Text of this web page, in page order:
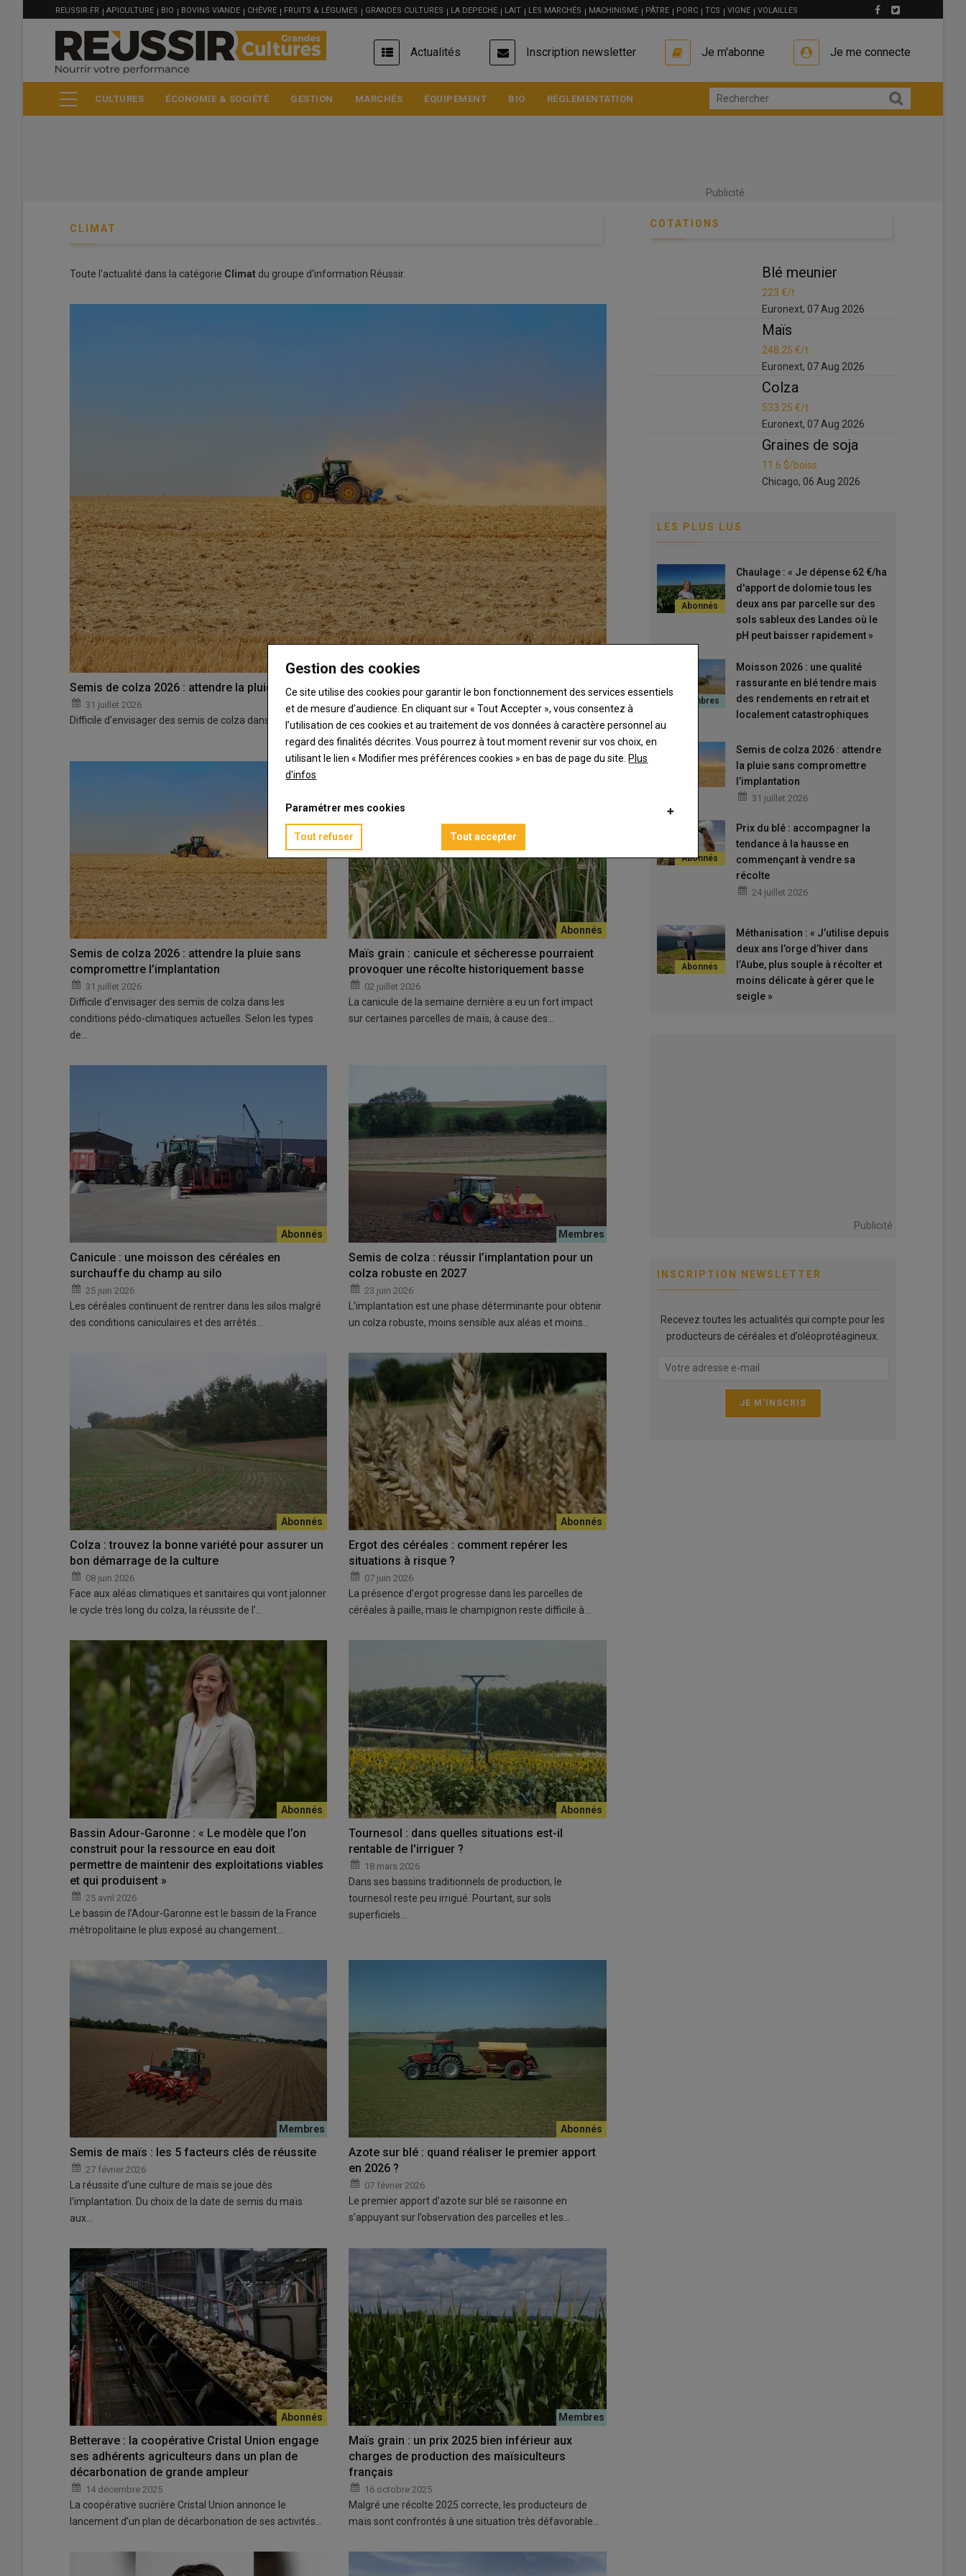
MENU
FILIÈRE
REUSSIR.FR APICULTURE BIO BOVINS VIANDE CHÈVRE FRUITS & LÉGUMES GRANDES CULTURES LA DEPECHE LAIT LES MARCHÉS MACHINISME PÂTRE PORC TCS VIGNE VOLAILLES
USER
ACCOUNT
MENU
Actualités Inscription newsletter Je m'abonne Je me connecte
CULTURES ÉCONOMIE & SOCIÉTÉ GESTION MARCHÉS ÉQUIPEMENT BIO RÉGLEMENTATION
Publicité
CLIMAT
Toute l'actualité dans la catégorie Climat du groupe d'information Réussir.
Semis de colza 2026 : attendre la pluie sans compromettre l’implantation
31 juillet 2026
Difficile d’envisager des semis de colza dans les conditions pédo-climatiques actuelles. Selon les types de…
Semis de colza 2026 : attendre la pluie sans
compromettre l’implantation
31 juillet 2026
Difficile d’envisager des semis de colza dans les
conditions pédo-climatiques actuelles. Selon les types
de…
Maïs grain : canicule et sécheresse pourraient
provoquer une récolte historiquement basse
02 juillet 2026
La canicule de la semaine dernière a eu un fort impact
sur certaines parcelles de maïs, à cause des…
Canicule : une moisson des céréales en
surchauffe du champ au silo
25 juin 2026
Les céréales continuent de rentrer dans les silos malgré
des conditions caniculaires et des arrêtés…
Semis de colza : réussir l’implantation pour un
colza robuste en 2027
23 juin 2026
L’implantation est une phase déterminante pour obtenir
un colza robuste, moins sensible aux aléas et moins…
Colza : trouvez la bonne variété pour assurer un
bon démarrage de la culture
08 juin 2026
Face aux aléas climatiques et sanitaires qui vont jalonner
le cycle très long du colza, la réussite de l’…
Ergot des céréales : comment repérer les
situations à risque ?
07 juin 2026
La présence d’ergot progresse dans les parcelles de
céréales à paille, mais le champignon reste difficile à…
Bassin Adour-Garonne : « Le modèle que l’on
construit pour la ressource en eau doit
permettre de maintenir des exploitations viables
et qui produisent »
25 avril 2026
Le bassin de l’Adour-Garonne est le bassin de la France
métropolitaine le plus exposé au changement…
Tournesol : dans quelles situations est-il
rentable de l'irriguer ?
18 mars 2026
Dans ses bassins traditionnels de production, le
tournesol reste peu irrigué. Pourtant, sur sols
superficiels…
Semis de maïs : les 5 facteurs clés de réussite
27 février 2026
La réussite d’une culture de maïs se joue dès
l’implantation. Du choix de la date de semis du maïs
aux…
Azote sur blé : quand réaliser le premier apport
en 2026 ?
07 février 2026
Le premier apport d’azote sur blé se raisonne en
s’appuyant sur l’observation des parcelles et les…
Betterave : la coopérative Cristal Union engage
ses adhérents agriculteurs dans un plan de
décarbonation de grande ampleur
14 décembre 2025
La coopérative sucrière Cristal Union annonce le
lancement d’un plan de décarbonation de ses activités…
Maïs grain : un prix 2025 bien inférieur aux
charges de production des maïsiculteurs
français
16 octobre 2025
Malgré une récolte 2025 correcte, les producteurs de
maïs sont confrontés à une situation très défavorable…
COTATIONS
Blé meunier Blé meunier
LES PLUS LUS
Chaulage : « Je dépense 62 €/ha
d'apport de dolomie tous les
deux ans par parcelle sur des
sols sableux des Landes où le
pH peut baisser rapidement »
Moisson 2026 : une qualité
rassurante en blé tendre mais
des rendements en retrait et
localement catastrophiques
Semis de colza 2026 : attendre
la pluie sans compromettre
l’implantation
31 juillet 2026
Prix du blé : accompagner la
tendance à la hausse en
commençant à vendre sa
récolte
24 juillet 2026
Méthanisation : « J’utilise depuis
deux ans l’orge d’hiver dans
l’Aube, plus souple à récolter et
moins délicate à gérer que le
seigle »
Publicité
INSCRIPTION NEWSLETTER
Recevez toutes les actualités qui compte pour les
producteurs de céréales et d’oléoprotéagineux.
Gestion des cookies
Ce site utilise des cookies pour garantir le bon fonctionnement des services essentiels
et de mesure d’audience. En cliquant sur « Tout Accepter », vous consentez à
l’utilisation de ces cookies et au traitement de vos données à caractère personnel au
regard des finalités décrites. Vous pourrez à tout moment revenir sur vos choix, en
utilisant le lien « Modifier mes préférences cookies » en bas de page du site. Plus
d'infos
Paramétrer mes cookies
Tout refuser Tout accepter